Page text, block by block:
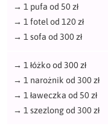
→ 1 pufa od 50 zł
→ 1 fotel od 120 zł
→ 1 sofa od 300 zł
→ 1 łóżko od 300 zł
→ 1 narożnik od 300 zł
→ 1 ławeczka od 50 zł
→ 1 szezlong od 300 zł